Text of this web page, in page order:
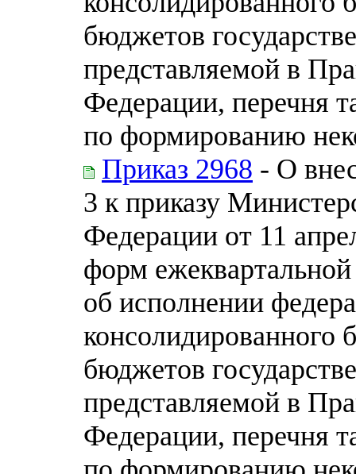
бюджетов
представляемой в
Федерации, перечня
по формированию
Приказ 2968 - О
3 к приказу
Федерации от 11
форм
об исполнении
консолидированного
бюджетов
представляемой в
Федерации, перечня